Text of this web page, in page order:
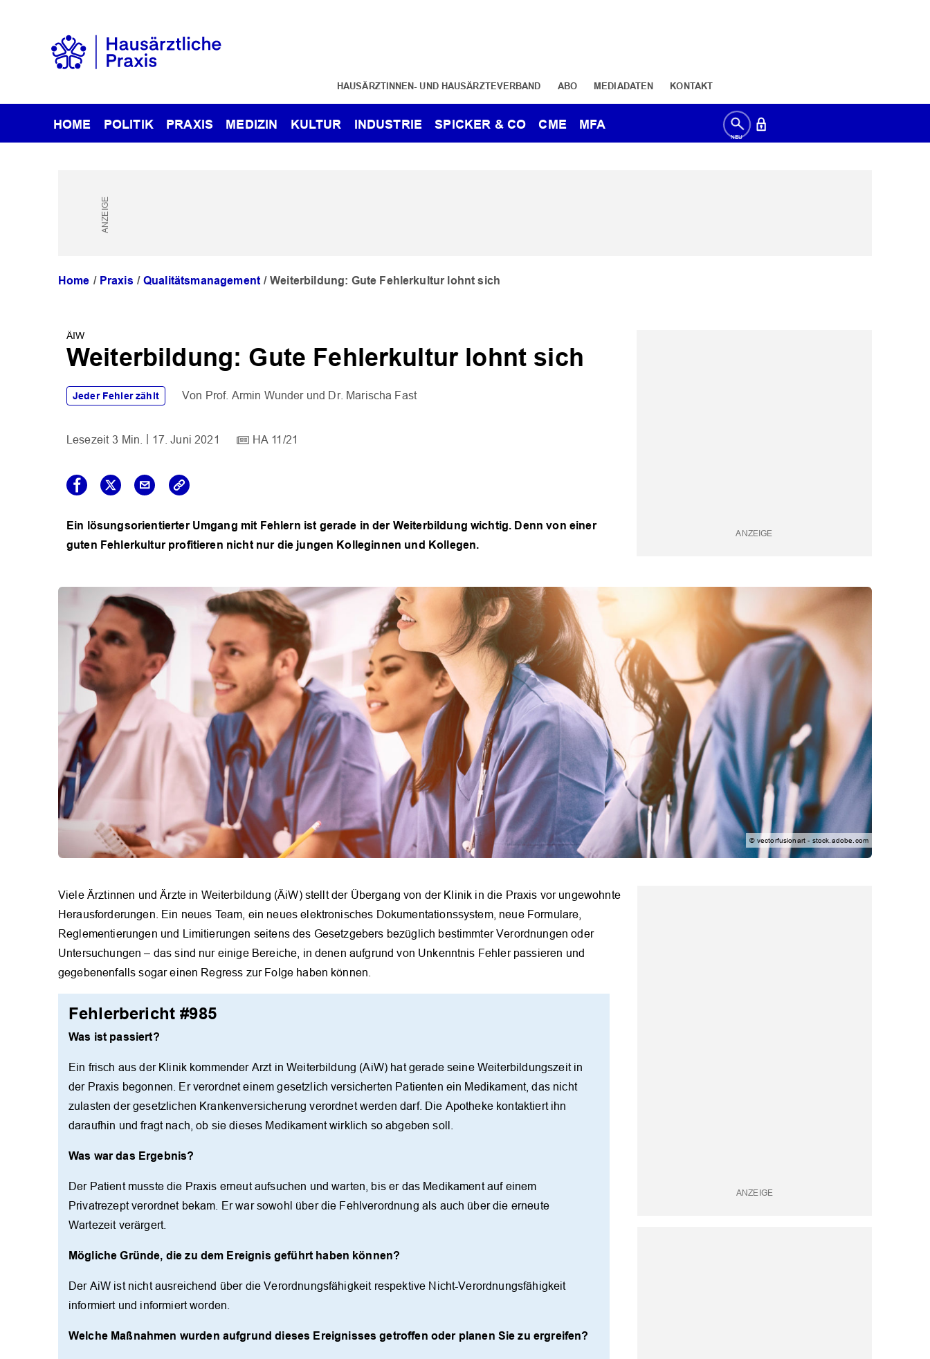
HAUSÄRZTINNEN- UND HAUSÄRZTEVERBAND ABO MEDIADATEN KONTAKT
HOME POLITIK PRAXIS MEDIZIN KULTUR INDUSTRIE SPICKER & CO CME MFA
Home Praxis Qualitätsmanagement Weiterbildung: Gute Fehlerkultur lohnt sich
ÄIW
Weiterbildung: Gute Fehlerkultur lohnt sich
Jeder Fehler zählt Prof. Armin Wunder Dr. Marischa Fast
3 Min. 17. Juni 2021 HA 11/21
Ein lösungsorientierter Umgang mit Fehlern ist gerade in der Weiterbildung wichtig. Denn von einer
guten Fehlerkultur profitieren nicht nur die jungen Kolleginnen und Kollegen.
© vectorfusionart - stock.adobe.com
Viele Ärztinnen und Ärzte in Weiterbildung (ÄiW) stellt der Übergang von der Klinik in die Praxis vor ungewohnte
Herausforderungen. Ein neues Team, ein neues elektronisches Dokumentationssystem, neue Formulare,
Reglementierungen und Limitierungen seitens des Gesetzgebers bezüglich bestimmter Verordnungen oder
Untersuchungen – das sind nur einige Bereiche, in denen aufgrund von Unkenntnis Fehler passieren und
gegebenenfalls sogar einen Regress zur Folge haben können.
Fehlerbericht #985
Was ist passiert?
Ein frisch aus der Klinik kommender Arzt in Weiterbildung (AiW) hat gerade seine Weiterbildungszeit in
der Praxis begonnen. Er verordnet einem gesetzlich versicherten Patienten ein Medikament, das nicht
zulasten der gesetzlichen Krankenversicherung verordnet werden darf. Die Apotheke kontaktiert ihn
daraufhin und fragt nach, ob sie dieses Medikament wirklich so abgeben soll.
Was war das Ergebnis?
Der Patient musste die Praxis erneut aufsuchen und warten, bis er das Medikament auf einem
Privatrezept verordnet bekam. Er war sowohl über die Fehlverordnung als auch über die erneute
Wartezeit verärgert.
Mögliche Gründe, die zu dem Ereignis geführt haben können?
Der AiW ist nicht ausreichend über die Verordnungsfähigkeit respektive Nicht-Verordnungsfähigkeit
informiert und informiert worden.
Welche Maßnahmen wurden aufgrund dieses Ereignisses getroffen oder planen Sie zu ergreifen?